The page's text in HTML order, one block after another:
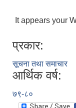
It appears your
प्रकार:
सूचना तथा समाचार
आर्थिक वर्ष:
७९-८०